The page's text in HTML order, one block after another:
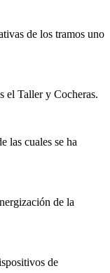
de los tramos uno
el Taller y Cocheras.
las cuales se ha
de la
de